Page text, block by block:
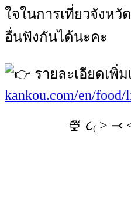
ใจในการเที่ยวจังหวั
อื่นฟังกันได้นะคะ
รายละเอียดเพิ่ม
kankou.com/en/food/
🍨 ૮₍ ˃ ⤙